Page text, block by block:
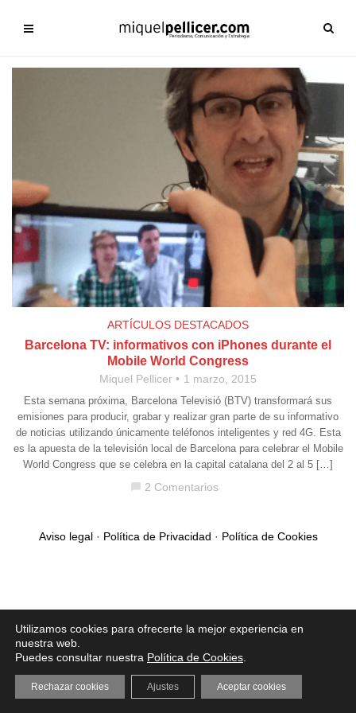
ARTÍCULOS DESTACADOS
Barcelona TV: informativos con iPhones durante el
Mobile World Congress
Miquel Pellicer 1 marzo, 2015
Esta semana próxima, Barcelona Televisió (BTV) transformará sus
emisiones para producir, grabar y realizar gran parte de su informativo
de noticias utilizando únicamente teléfonos inteligentes y red 4G. Esta
es la apuesta de la televisión local de Barcelona para celebrar el Mobile
World Congress que se celebra en la capital catalana del 2 al 5 […]
chat_bubble 2 Comentarios
Aviso legal· Política de Privacidad · Política de Cookies
Utilizamos cookies para ofrecerte la mejor experiencia en
nuestra web.
Puedes consultar nuestra Política de Cookies
Aceptar cookies
Rechazar cookies Ajustes